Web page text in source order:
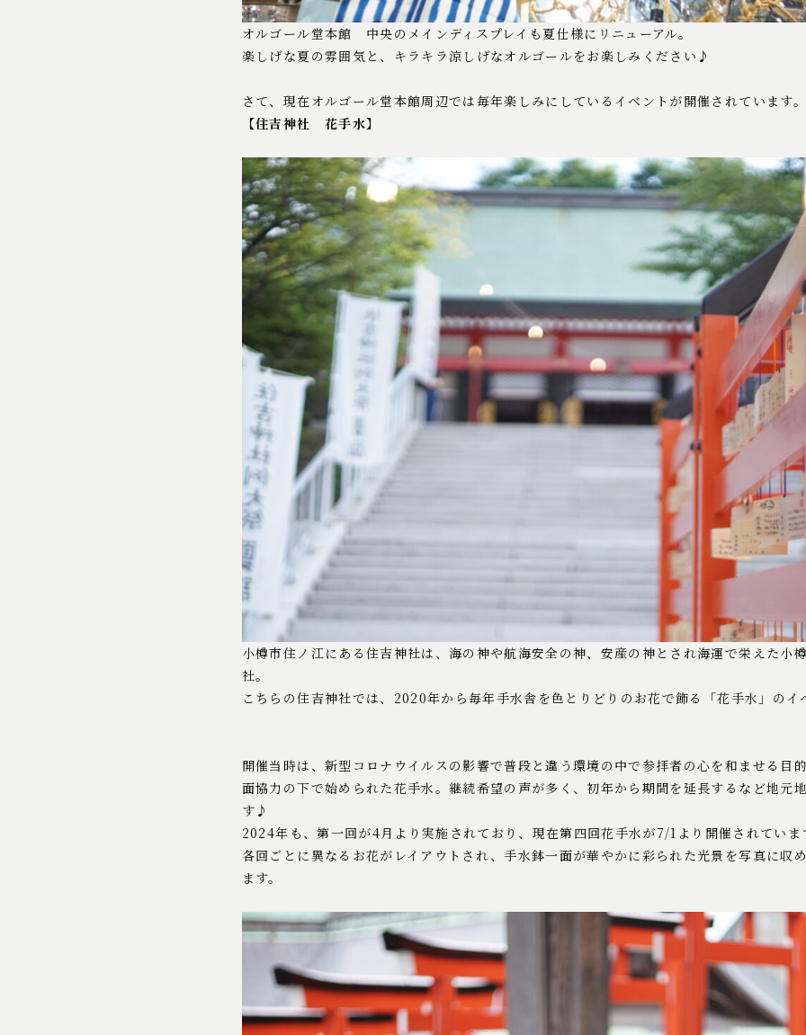
オルゴール堂本館 中央のメインディスプレイも夏仕様にリニューアル。
楽しげな夏の雰囲気と、キラキラ涼しげなオルゴールをお楽しみください♪
さて、現在オルゴール堂本館周辺では毎年楽しみにしているイベントが開催されています。
【住吉神社 花手水】
小樽市住ノ江にある住吉神社は、海の神や航海安全の神、安産の神とされ海運で栄えた小
社。
こちらの住吉神社では、2020年から毎年手水舎を色とりどりのお花で飾る「花手水」の
開催当時は、新型コロナウイルスの影響で普段と違う環境の中で参拝者の心を和ませる目
面協力の下で始められた花手水。継続希望の声が多く、初年から期間を延長するなど地元
す♪
2024年も、第一回が4月より実施されており、現在第四回花手水が7/1より開催されていま
各回ごとに異なるお花がレイアウトされ、手水鉢一面が華やかに彩られた光景を写真に収
ます。